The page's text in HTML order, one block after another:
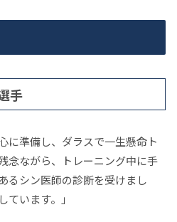
手
に準備し、ダラスで一生懸命ト
念ながら、トレーニング中に手
るシン医師の診断を受けまし
います。」